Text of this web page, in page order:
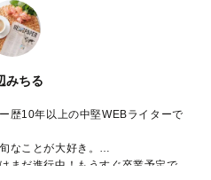
みちる
歴10年以上の中堅WEBライターで
なことが大好き。
まだ進行中！もうすぐ卒業予定で